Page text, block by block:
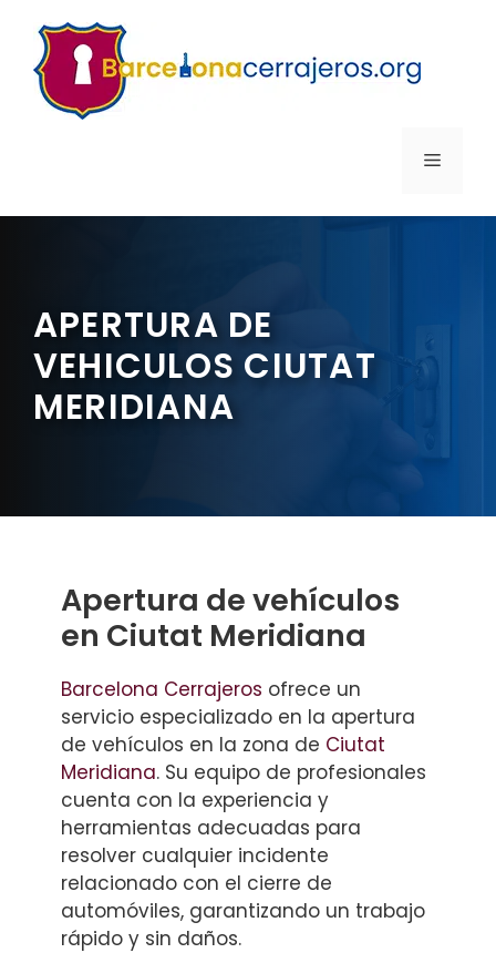
contenido
MENÚ
APERTURA DE
VEHICULOS CIUTAT
MERIDIANA
Apertura de vehículos
en Ciutat Meridiana
Barcelona Cerrajeros ofrece un
servicio especializado en la apertura
de vehículos en la zona de Ciutat
Meridiana. Su equipo de profesionales
cuenta con la experiencia y
herramientas adecuadas para
resolver cualquier incidente
relacionado con el cierre de
automóviles, garantizando un trabajo
rápido y sin daños.